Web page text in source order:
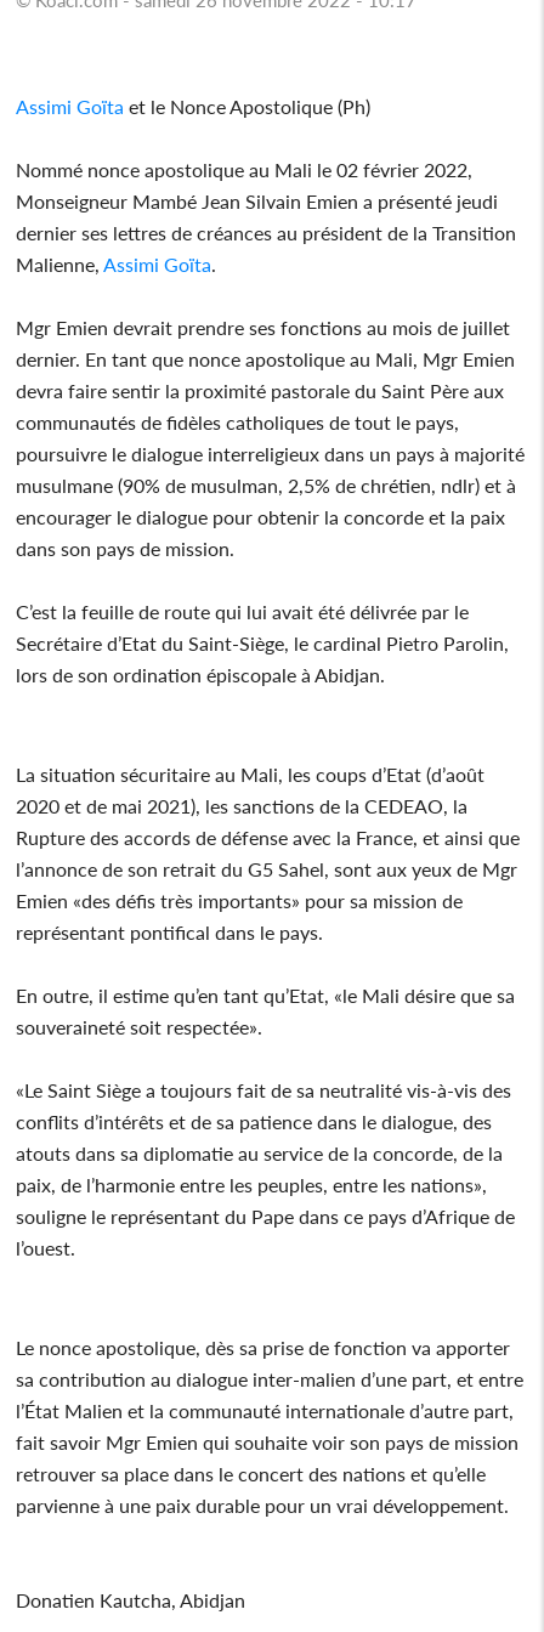
Assimi Goïta et le Nonce Apostolique (Ph)
Nommé nonce apostolique au Mali le 02 février 2022,
Monseigneur Mambé Jean Silvain Emien a présenté jeudi
dernier ses lettres de créances au président de la Transition
Malienne, Assimi Goïta
Mgr Emien devrait prendre ses fonctions au mois de juillet
dernier. En tant que nonce apostolique au Mali, Mgr Emien
devra faire sentir la proximité pastorale du Saint Père aux
communautés de fidèles catholiques de tout le pays,
poursuivre le dialogue interreligieux dans un pays à majorité
musulmane (90% de musulman, 2,5% de chrétien, ndlr) et à
encourager le dialogue pour obtenir la concorde et la paix
dans son pays de mission.
C’est la feuille de route qui lui avait été délivrée par le
Secrétaire d’Etat du Saint-Siège, le cardinal Pietro Parolin,
lors de son ordination épiscopale à Abidjan.
La situation sécuritaire au Mali, les coups d’Etat (d’août
2020 et de mai 2021), les sanctions de la CEDEAO, la
Rupture des accords de défense avec la France, et ainsi que
l’annonce de son retrait du G5 Sahel, sont aux yeux de Mgr
Emien «des défis très importants» pour sa mission de
représentant pontifical dans le pays.
En outre, il estime qu’en tant qu’Etat, «le Mali désire que sa
souveraineté soit respectée».
«Le Saint Siège a toujours fait de sa neutralité vis-à-vis des
conflits d’intérêts et de sa patience dans le dialogue, des
atouts dans sa diplomatie au service de la concorde, de la
paix, de l’harmonie entre les peuples, entre les nations»,
souligne le représentant du Pape dans ce pays d’Afrique de
l’ouest.
Le nonce apostolique, dès sa prise de fonction va apporter
sa contribution au dialogue inter-malien d’une part, et entre
l’État Malien et la communauté internationale d’autre part,
fait savoir Mgr Emien qui souhaite voir son pays de mission
retrouver sa place dans le concert des nations et qu’elle
parvienne à une paix durable pour un vrai développement.
Donatien Kautcha, Abidjan